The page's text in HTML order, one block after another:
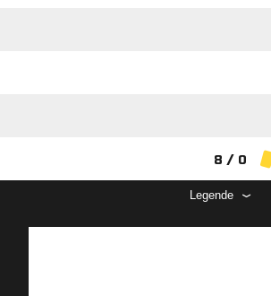
8 / 0
Legende